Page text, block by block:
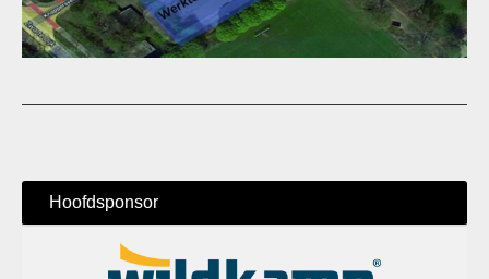
Hoofdsponsor